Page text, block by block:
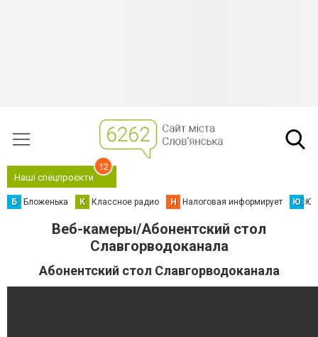
Наші спецпроєкти
12
Б Бложенька К Классное радио Н Налоговая информирует Ю
Веб-камеры/Абонентский стол
Славгорводоканала
Абонентский стол Славгорводоканала